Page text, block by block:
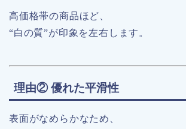
高価格帯の商品ほど、
“白の質”が印象を左右します。
理由② 優れた平滑性
表面がなめらかなため、